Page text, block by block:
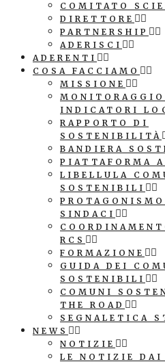
COMITATO
DIRETTORE
PARTNERSHIP
ADERISCI
ADERENTI
COSA FACCIAMO
MISSIONE
MONITORAGGIO
INDICATORI
RAPPORTO DI
SOSTENIBILITÀ
BANDIERA
PIATTAFORMA
LIBELLULA
SOSTENIBILI
SINDACI
RCS
FORMAZIONE
GUIDA DEI
SOSTENIBILI
COMUNI
THE ROAD
SEGNALETICA
NEWS
NOTIZIE
LE NOTIZIE DAI